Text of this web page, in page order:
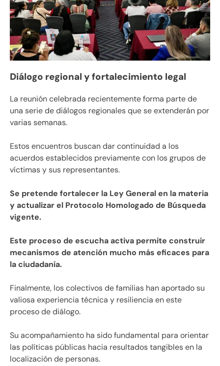
Diálogo regional y fortalecimiento legal
La reunión celebrada recientemente forma parte de
una serie de diálogos regionales que se extenderán por
varias semanas.
Estos encuentros buscan dar continuidad a los
acuerdos establecidos previamente con los grupos de
víctimas y sus representantes.
Se pretende fortalecer la Ley General en la materia
y actualizar el Protocolo Homologado de Búsqueda
vigente.
Este proceso de escucha activa permite construir
mecanismos de atención mucho más eficaces para
la ciudadanía.
Finalmente, los colectivos de familias han aportado su
valiosa experiencia técnica y resiliencia en este
proceso de diálogo.
Su acompañamiento ha sido fundamental para orientar
las políticas públicas hacia resultados tangibles en la
localización de personas.